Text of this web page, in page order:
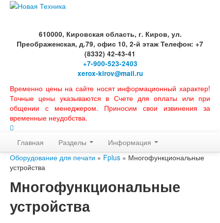
610000, Кировская область, г. Киров, ул.
Преображенская, д.79, офис 10, 2-й этаж Телефон: +7
(8332) 42-43-41
+7-900-523-2403
xerox-kirov@mail.ru
Временно цены на сайте носят информационный характер!
Точные цены указываются в Счете для оплаты или при
общении с менеджером. Приносим свои извинения за
временные неудобства.
Главная Разделы
Информация
Оборудование для печати » Fplus » Многофункциональные
устройства
Многофункциональные
устройства